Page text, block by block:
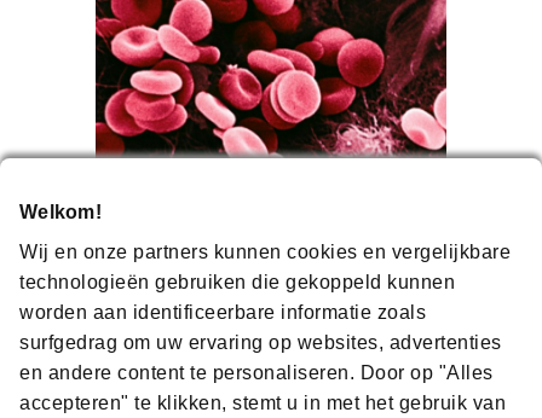
Welkom!
Wij en onze partners kunnen cookies en vergelijkbare
technologieën gebruiken die gekoppeld kunnen
worden aan identificeerbare informatie zoals
surfgedrag om uw ervaring op websites, advertenties
en andere content te personaliseren. Door op "Alles
accepteren" te klikken, stemt u in met het gebruik van
Anemie als gevolg van
een verminderde
nierfunctie
Een daling van het aantal rode
bloedcellen door een verminderde
nierfunctie, wat vermoeidheid,